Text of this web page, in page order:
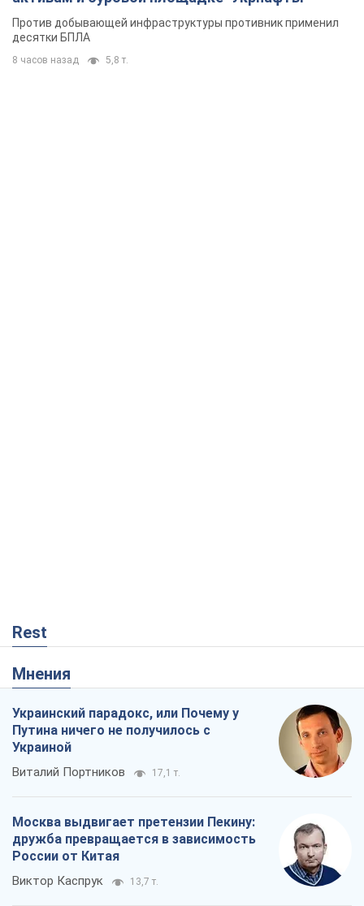
Против добывающей инфраструктуры противник применил
десятки БПЛА
8 часов назад 5,8 т.
Rest
Мнения
Украинский парадокс, или Почему у
Путина ничего не получилось с
Украиной
Виталий Портников 17,1 т.
Москва выдвигает претензии Пекину:
дружба превращается в зависимость
России от Китая
Виктор Каспрук 13,7 т.